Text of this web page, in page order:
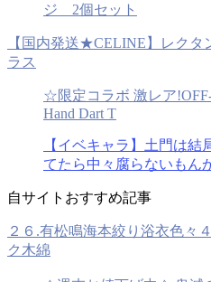
ジ 2個セット
【国内発送★CELINE】レクタ
ラス
☆限定コラボ 激レア
Hand Dart T
【イベキャラ】土門は
てたら中々腐らないもん
自サイトおすすめ記事
２６.有松鳴海本絞り浴衣色々
ク木綿